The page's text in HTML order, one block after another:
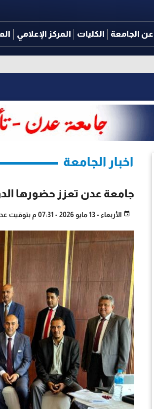
عن الجامعة الكليات المركز الإعلامي
اخبار الجامعة
جامعة عدن تعزز حضورها
الأربعاء - 13 مايو 2026 - 07:31 م بتوقيت عدن